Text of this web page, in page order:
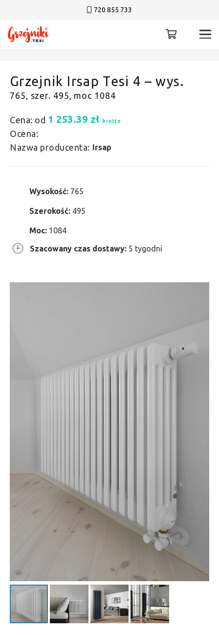
720 855 733
Grzejnik Irsap Tesi 4 – wys.
765, szer. 495, moc 1084
Cena: od 1 253.39 zł brutto
Ocena:
Nazwa producenta: Irsap
Wysokość: 765
Szerokość: 495
Moc: 1084
Szacowany czas dostawy: 5 tygodni